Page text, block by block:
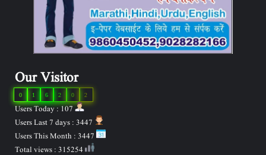
Our Visitor
2
0
2
6
1
0
Users Today : 107